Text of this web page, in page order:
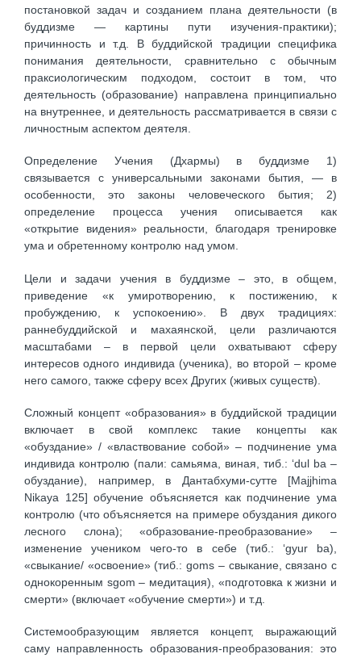
постановкой задач и созданием плана деятельности (в
буддизме — картины пути изучения-практики);
причинность и т.д. В буддийской традиции специфика
понимания деятельности, сравнительно с обычным
праксиологическим подходом, состоит в том, что
деятельность (образование) направлена принципиально
на внутреннее, и деятельность рассматривается в связи с
личностным аспектом деятеля.
Определение Учения (Дхармы) в буддизме 1)
связывается с универсальными законами бытия, — в
особенности, это законы человеческого бытия; 2)
определение процесса учения описывается как
«открытие виде­ния» реальности, благодаря тренировке
ума и обретенному контролю над умом.
Цели и задачи учения в буддизме – это, в общем,
приведение «к умиротворению, к постижению, к
пробуждению, к успокоению». В двух традициях:
раннебуддийской и махаянской, цели различаются
масштабами – в первой цели охватывают сферу
интересов одного индивида (ученика), во второй – кроме
него самого, также сферу всех Других (живых существ).
Сложный концепт «образования» в буддийской традиции
включает в свой комплекс такие концепты как
«обуздание» / «властвование собой» – подчинение ума
индивида контролю (пали: самьяма, виная, тиб.: ‘dul ba –
обуздание), например, в Дантабхуми-сутте [Majjhima
Nikaya 125] обучение объясняется как подчинение ума
контролю (что объясняется на примере обуздания дикого
лесного слона); «образование-преобразование» –
изменение учеником чего-то в себе (тиб.: ‘gyur ba),
«свыкание/ «освоение» (тиб.: goms – свыкание, связано с
однокоренным sgom – медитация), «подготовка к жизни и
смерти» (включает «обучение смерти») и т.д.
Системообразующим является концепт, выражающий
саму направленность образования-преобразования: это